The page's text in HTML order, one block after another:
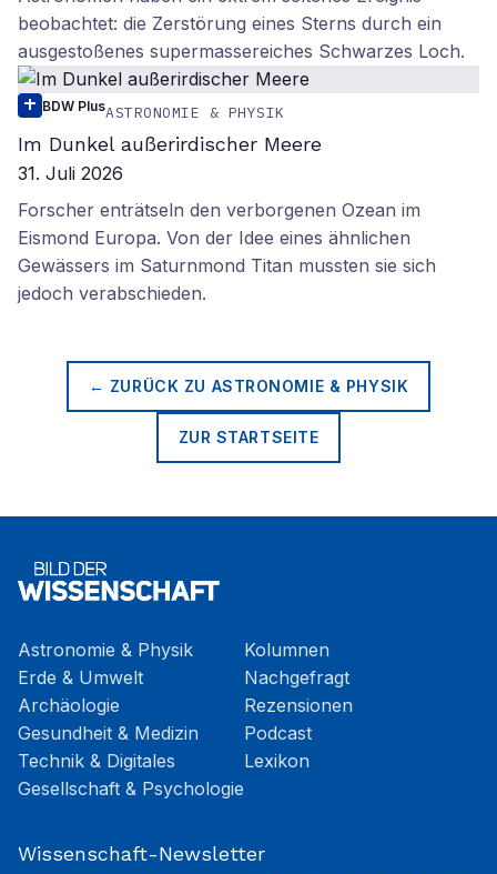
beobachtet: die Zerstörung eines Sterns durch ein
ausgestoßenes supermassereiches Schwarzes Loch.
BDW PlusASTRONOMIE & PHYSIK
Im Dunkel außerirdischer Meere
31. Juli 2026
Forscher enträtseln den verborgenen Ozean im
Eismond Europa. Von der Idee eines ähnlichen
Gewässers im Saturnmond Titan mussten sie sich
jedoch verabschieden.
← ZURÜCK ZU ASTRONOMIE & PHYSIK
ZUR STARTSEITE
Astronomie & Physik
Erde & Umwelt
Archäologie
Gesundheit & Medizin
Technik & Digitales
Gesellschaft & Psychologie
Kolumnen
Nachgefragt
Rezensionen
Podcast
Lexikon
Wissenschaft-Newsletter